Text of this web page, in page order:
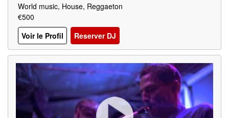
World music, House, Reggaeton
€500
Voir le Profil
Reserver DJ